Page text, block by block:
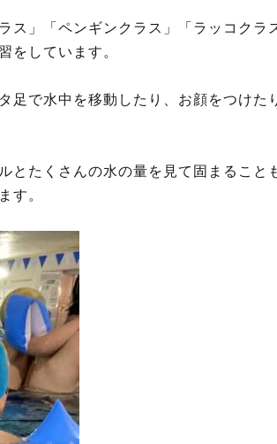
ス」「ペンギンクラス」「ラッコクラ
をしています。
足で水中を移動したり、お顔をつけた
とたくさんの水の量を見て固まること
す。